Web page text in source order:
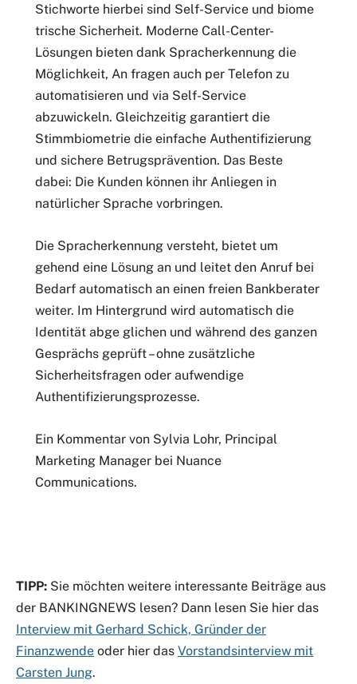
Stichworte hierbei sind Self-Service und biome
trische Sicherheit. Moderne Call-Center-
Lösungen bieten dank Spracherkennung die
Möglichkeit, An fragen auch per Telefon zu
automatisieren und via Self-Service
abzuwickeln. Gleichzeitig garantiert die
Stimmbiometrie die einfache Authentifizierung
und sichere Betrugsprävention. Das Beste
dabei: Die Kunden können ihr Anliegen in
natürlicher Sprache vorbringen.
Die Spracherkennung versteht, bietet um
gehend eine Lösung an und leitet den Anruf bei
Bedarf automatisch an einen freien Bankberater
weiter. Im Hintergrund wird automatisch die
Identität abge glichen und während des ganzen
Gesprächs geprüft – ohne zusätzliche
Sicherheitsfragen oder aufwendige
Authentifizierungsprozesse.
Ein Kommentar von Sylvia Lohr, Principal
Marketing Manager bei Nuance
Communications.
TIPP: Sie möchten weitere interessante Beiträge aus
der BANKINGNEWS lesen? Dann lesen Sie hier das
Interview mit Gerhard Schick, Gründer der
Finanzwende oder hier das Vorstandsinterview mit
Carsten Jung.